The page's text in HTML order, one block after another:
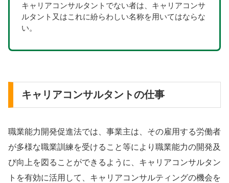
キャリアコンサルタントでない者は、キャリアコンサ
ルタント又はこれに紛らわしい名称を用いてはならな
い。
キャリアコンサルタントの仕事
職業能力開発促進法では、事業主は、その雇用する労働者
が多様な職業訓練を受けること等により職業能力の開発及
び向上を図ることができるように、キャリアコンサルタン
トを有効に活用して、キャリアコンサルティングの機会を